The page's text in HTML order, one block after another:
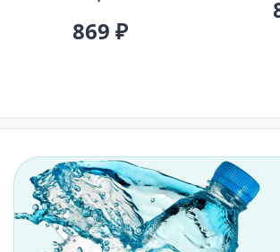
869 ₽